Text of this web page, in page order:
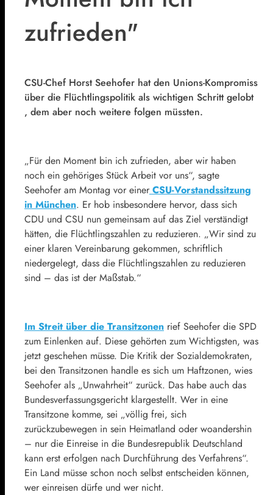
zufrieden"
CSU-Chef Horst Seehofer hat den Unions-Kompromiss
über die Flüchtlingspolitik als wichtigen Schritt gelobt
, dem aber noch weitere folgen müssten.
„Für den Moment bin ich zufrieden, aber wir haben
noch ein gehöriges Stück Arbeit vor uns“, sagte
Seehofer am Montag vor einer CSU-Vorstandssitzung
in München. Er hob insbesondere hervor, dass sich
CDU und CSU nun gemeinsam auf das Ziel verständigt
hätten, die Flüchtlingszahlen zu reduzieren. „Wir sind zu
einer klaren Vereinbarung gekommen, schriftlich
niedergelegt, dass die Flüchtlingszahlen zu reduzieren
sind – das ist der Maßstab.“
Im Streit über die Transitzonen rief Seehofer die SPD
zum Einlenken auf. Diese gehörten zum Wichtigsten, was
jetzt geschehen müsse. Die Kritik der Sozialdemokraten,
bei den Transitzonen handle es sich um Haftzonen, wies
Seehofer als „Unwahrheit“ zurück. Das habe auch das
Bundesverfassungsgericht klargestellt. Wer in eine
Transitzone komme, sei „völlig frei, sich
zurückzubewegen in sein Heimatland oder woandershin
– nur die Einreise in die Bundesrepublik Deutschland
kann erst erfolgen nach Durchführung des Verfahrens“.
Ein Land müsse schon noch selbst entscheiden können,
wer einreisen dürfe und wer nicht.